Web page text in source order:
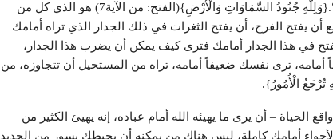
بداية تحركهم مع الرسول (صلوات الله عليه وعلى آله) ؟.{وَلِلَّهِ جُنُودُ السَّمَاوَاتِ وَالْأَرْضِ}(الفتح: من الآية7) هو الذي كل من
يفتح الفرج، أن يفتح الثغرات في ذلك الجدار الذي تراه أمامك
في هذا الجدار أمامك فترى كيف يمكن أن يضرب هذا الجدار،
ترى نفسك ضعيفاً أمامه، تراه من المستحيل أن تتجاوزه، من
تُرْجَعُ الْأُمُورُ}.
الحياة – أن يرى ما يهيئه الله أمام عباده، إنه يهيئ الكثير من
أمامك كاملة، ليس هناك من يمكنه أن يحيطك بسور من الحديد